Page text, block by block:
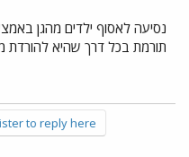
נסיעה לאסוף ילדים מהגן
תורמת בכל דרך שהיא להורדת
to reply here.